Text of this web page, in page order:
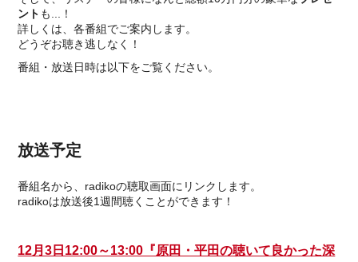
ント も...！
詳しくは、各番組でご案内します。
どうぞお聴き逃しなく！
番組・放送日時は以下をご覧ください。
放送予定
番組名から、radikoの聴取画面にリンクします。
radikoは放送後1週間聴くことができます！
12月3日12:00～13:00『原田・平田の聴いて良かった深